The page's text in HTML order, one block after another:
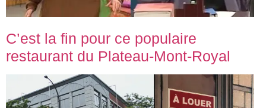
C’est la fin pour ce populaire
restaurant du Plateau-Mont-Royal